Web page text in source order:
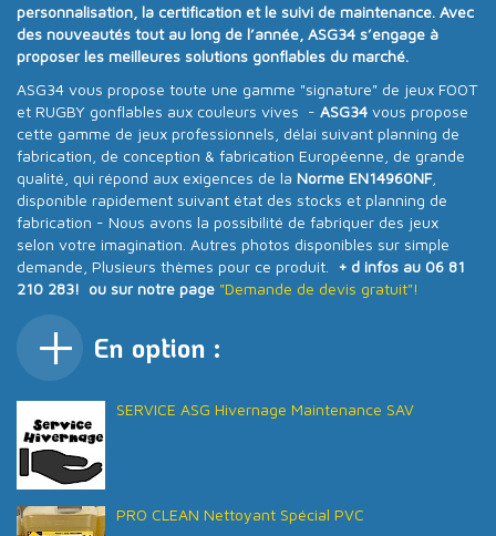
personnalisation, la certification et le suivi de maintenance. Avec
des nouveautés tout au long de l’année , ASG34 s’engage à
proposer les meilleures solutions gonflables du marché.
ASG34 vous propose toute une gamme "signature" de jeux FOOT
et RUGBY gonflables aux couleurs vives - ASG34 vous propose
cette gamme de jeux professionnels, délai suivant planning de
fabrication, de conception & fabrication Européenne, de grande
qualité, qui répond aux exigences de la Norme EN14960NF,
disponible rapidement suivant état des stocks et planning de
fabrication - Nous avons la possibilité de fabriquer des jeux
selon votre imagination. Autres photos disponibles sur simple
demande, Plusieurs thèmes pour ce produit.
+ d infos au 06 81
210 283! ou sur notre page "Demande de devis gratuit"!
En option :
SERVICE ASG Hivernage Maintenance SAV
PRO CLEAN Nettoyant Spécial PVC